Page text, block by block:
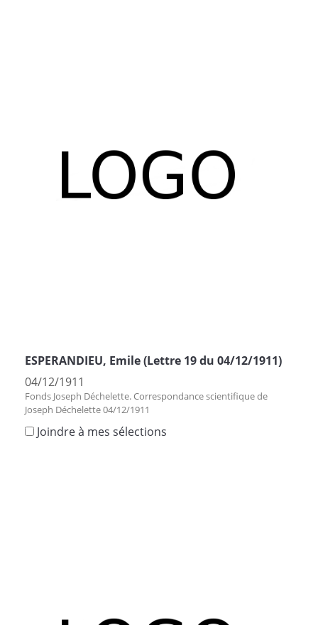
ESPERANDIEU, Emile (Lettre 19 du 04/12/1911)
04/12/1911
Fonds Joseph Déchelette. Correspondance scientifique de
Joseph Déchelette 04/12/1911
Joindre à mes sélections